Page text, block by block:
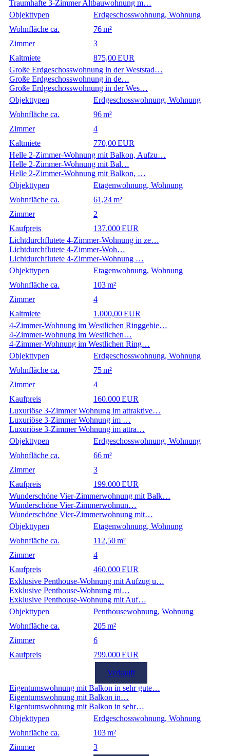
Traumhafte 3-Zimmer Altbauwohnung m…
Objekttypen
Erdgeschosswohnung, Wohnung
Wohnfläche ca.
76 m²
Zimmer
3
Kaltmiete
875,00 EUR
Große Erdgeschosswohnung in der Weststad…
Große Erdgeschosswohnung in de…
Große Erdgeschosswohnung in der Wes…
Objekttypen
Erdgeschosswohnung, Wohnung
Wohnfläche ca.
96 m²
Zimmer
4
Kaltmiete
770,00 EUR
Helle 2-Zimmer-Wohnung mit Balkon, Aufzu…
Helle 2-Zimmer-Wohnung mit Bal…
Helle 2-Zimmer-Wohnung mit Balkon, …
Objekttypen
Etagenwohnung, Wohnung
Wohnfläche ca.
61,24 m²
Zimmer
2
Kaufpreis
137.000 EUR
Lichtdurchflutete 4-Zimmer-Wohnung in ze…
Lichtdurchflutete 4-Zimmer-Woh…
Lichtdurchflutete 4-Zimmer-Wohnung …
Objekttypen
Etagenwohnung, Wohnung
Wohnfläche ca.
103 m²
Zimmer
4
Kaltmiete
1.000,00 EUR
4-Zimmer-Wohnung im Westlichen Ringgebie…
4-Zimmer-Wohnung im Westlichen…
4-Zimmer-Wohnung im Westlichen Ring…
Objekttypen
Erdgeschosswohnung, Wohnung
Wohnfläche ca.
75 m²
Zimmer
4
Kaufpreis
160.000 EUR
Luxuriöse 3-Zimmer Wohnung im attraktive…
Luxuriöse 3-Zimmer Wohnung im …
Luxuriöse 3-Zimmer Wohnung im attra…
Objekttypen
Erdgeschosswohnung, Wohnung
Wohnfläche ca.
66 m²
Zimmer
3
Kaufpreis
199.000 EUR
Wunderschöne Vier-Zimmerwohnung mit Balk…
Wunderschöne Vier-Zimmerwohnun…
Wunderschöne Vier-Zimmerwohnung mit…
Objekttypen
Etagenwohnung, Wohnung
Wohnfläche ca.
112,50 m²
Zimmer
4
Kaufpreis
460.000 EUR
Exklusive Penthouse-Wohnung mit Aufzug u…
Exklusive Penthouse-Wohnung mi…
Exklusive Penthouse-Wohnung mit Auf…
Objekttypen
Penthousewohnung, Wohnung
Wohnfläche ca.
205 m²
Zimmer
6
Kaufpreis
799.000 EUR
Verkauft
Eigentumswohnung mit Balkon in sehr gute…
Eigentumswohnung mit Balkon in…
Eigentumswohnung mit Balkon in sehr…
Objekttypen
Erdgeschosswohnung, Wohnung
Wohnfläche ca.
103 m²
Zimmer
3